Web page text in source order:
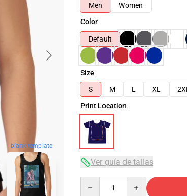
blank template
Men
Women
Color
Default
Size
S
M L XL 2XL
Print Location
Ver guía de tallas